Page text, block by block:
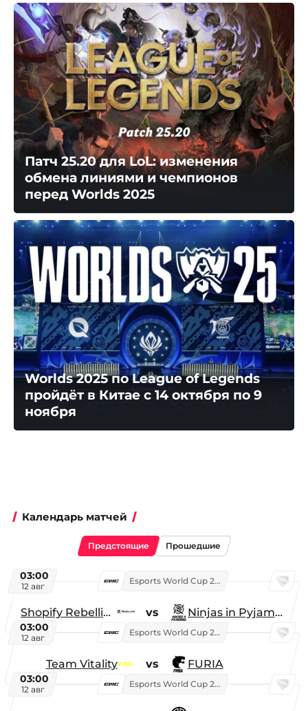
Патч 25.20 для LoL: изменения
обмена линиями и чемпионов
перед Worlds 2025
Worlds 2025 по League of Legends
пройдёт в Китае с 14 октября по 9
ноября
Календарь матчей
Предстоящие Прошедшие
03:00
12 авг
Esports World Cup 2026
Shopify Rebellion vs Ninjas in Pyjamas
03:00
12 авг
Esports World Cup 2026
Team Vitality vs FURIA
03:00
12 авг
Esports World Cup 2026